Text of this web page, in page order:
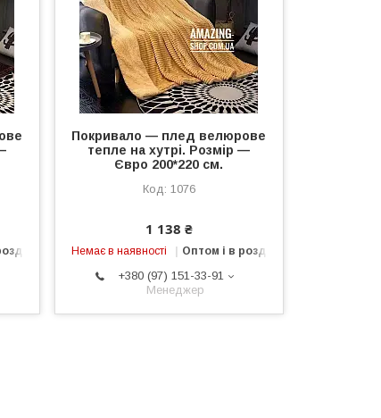
Покривало — плед велюрове
тепле на хутрі. Розмір —
Євро 200*220 см.
1076
1 138 ₴
Немає в наявності Оптом і в роздріб
+380 (97) 151-33-91
Менеджер